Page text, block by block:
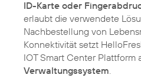
ID-Karte oder
erlaubt die verwendete
Nachbestellung von
Konnektivität setzt
IOT Smart Center Plattform
Verwaltungssystem